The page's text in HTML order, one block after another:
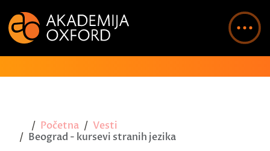
Početna
Vesti
Beograd - kursevi stranih jezika